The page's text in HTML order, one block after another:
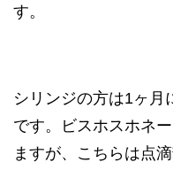
す。
シリンジの方は1ヶ月
です。ビスホスホネ
ますが、こちらは点